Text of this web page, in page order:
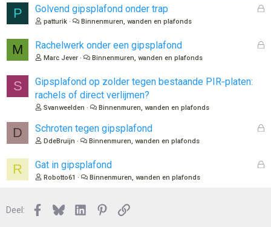
P
G
Golvend gipsplafond onder trap
patturik Binnenmuren, wanden en plafonds
M
G
Rachelwerk onder een gipsplafond
Marc Jever Binnenmuren, wanden en plafonds
S
Gipsplafond op zolder tegen bestaande PIR‑platen:
rachels of direct verlijmen?
Svanweelden Binnenmuren, wanden en plafonds
D
G
Schroten tegen gipsplafond
DdeBruijn Binnenmuren, wanden en plafonds
R
G
Gat in gipsplafond
Robotto61 Binnenmuren, wanden en plafonds
Deel: Facebook
BlueskyLinkedInPinterest
Link